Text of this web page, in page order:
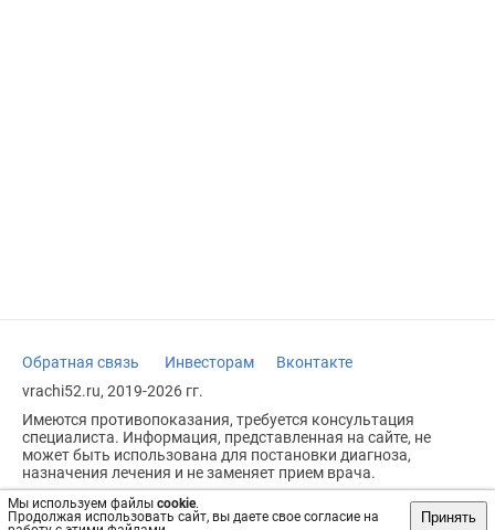
Мы используем файлы cookie.
Продолжая использовать сайт, вы даете свое согласие на
Принять
Обратная связь Инвесторам
Вконтакте
vrachi52.ru, 2019-2026 гг.
Имеются противопоказания, требуется консультация
специалиста. Информация, представленная на сайте, не
может быть использована для постановки диагноза,
назначения лечения и не заменяет прием врача.
Возрастное ограничение: 18+